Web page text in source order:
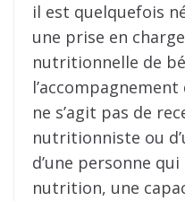
il est quelquefois
une prise en
nutritionnelle de
l’accompagnement
ne s’agit pas de
nutritionniste ou
d’une personne
nutrition, une